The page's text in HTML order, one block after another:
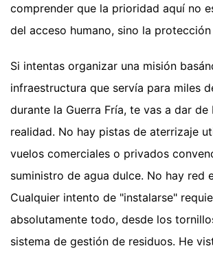
comprender que la prioridad aquí no
del acceso humano, sino la
Si intentas organizar una misión
infraestructura que servía para miles
durante la Guerra Fría, te vas a dar de
realidad. No hay pistas de aterrizaje
vuelos comerciales o privados
suministro de agua dulce. No hay red
Cualquier intento de "instalarse"
absolutamente todo, desde los
sistema de gestión de residuos. He